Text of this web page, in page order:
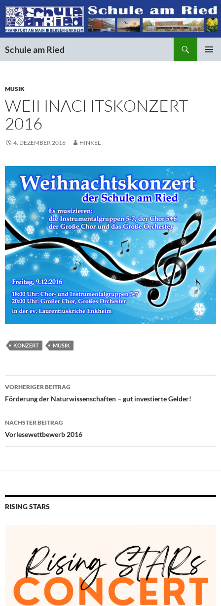
Schule am Ried
MUSIK
WEIHNACHTSKONZERT
2016
4. DEZEMBER 2016 HINKEL
KONZERT MUSIK
Beitragsnavigation
VORHERIGER BEITRAG
Förderung der Naturwissenschaften – gut investierte Gelder!
NÄCHSTER BEITRAG
Vorlesewettbewerb 2016
RISING STARS